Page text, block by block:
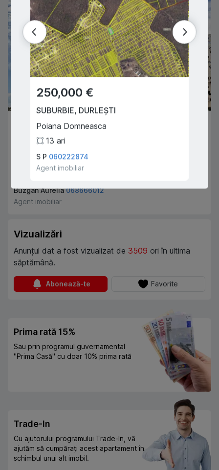
87,000 €
CHIȘINĂU, RÂȘCANI
Renașterii Naționale
1
Buzgan Aurelia 068666012
Agent imobiliar
Vizualizări
Anunțul dat a fost vizualizat de 3509 ori în ultima
săptămână.
Abonează-te Favorite
Prima rată 15%
Sau prin programul guvernamental
"Prima Casă" cu doar 10% prima rată
Trade-In
Cu ajutorului programului Trade-In, vă
ajutăm să cumpărați acest apartament în
schimbul unui alt imobil.
250,000 €
SUBURBIE, DURLEȘTI
Poiana Domneasca
13 ari
S P 060222874
Agent imobiliar